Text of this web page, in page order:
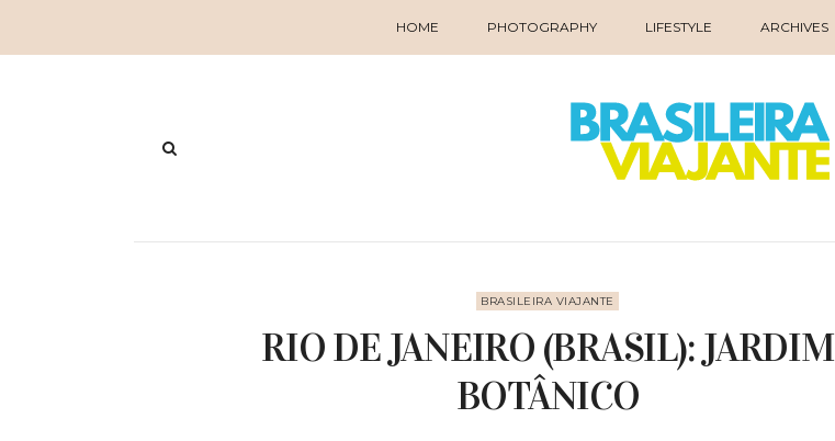
HOME PHOTOGRAPHY LIFESTYLE ARCHIVES
BRASILEIRA VIAJANTE
RIO DE JANEIRO (BRASIL): JARDIM
BOTÂNICO